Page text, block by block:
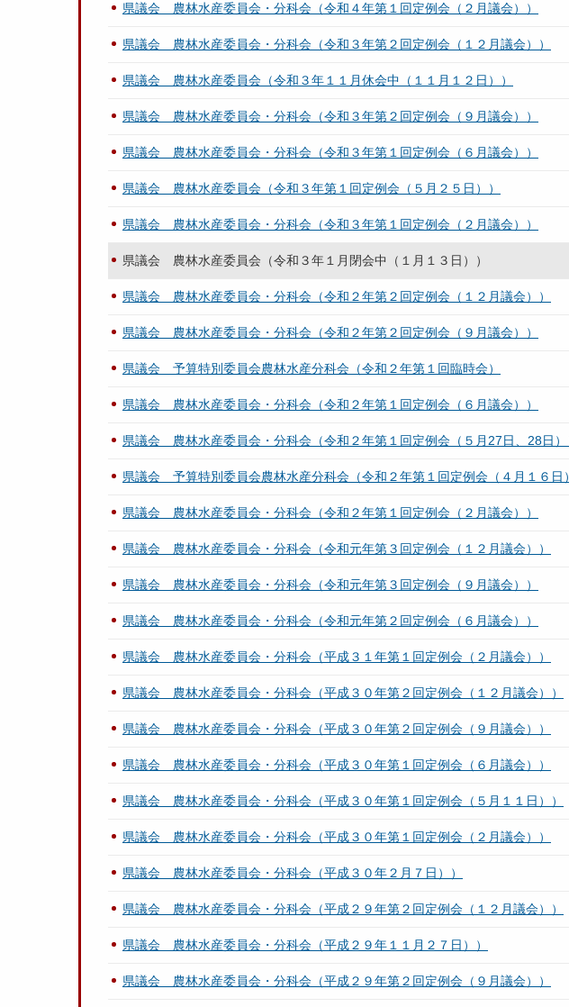
県議会 農林水産委員会・分科会（令和４年第１回定例会（２月議会））
県議会 農林水産委員会・分科会（令和３年第２回定例会（１２月議会））
県議会 農林水産委員会（令和３年１１月休会中（１１月１２日））
県議会 農林水産委員会・分科会（令和３年第２回定例会（９月議会））
県議会 農林水産委員会・分科会（令和３年第１回定例会（６月議会））
県議会 農林水産委員会（令和３年第１回定例会（５月２５日））
県議会 農林水産委員会・分科会（令和３年第１回定例会（２月議会））
県議会 農林水産委員会（令和３年１月閉会中（１月１３日））
県議会 農林水産委員会・分科会（令和２年第２回定例会（１２月議会））
県議会 農林水産委員会・分科会（令和２年第２回定例会（９月議会））
県議会 予算特別委員会農林水産分科会（令和２年第１回臨時会）
県議会 農林水産委員会・分科会（令和２年第１回定例会（６月議会））
県議会 農林水産委員会・分科会（令和２年第１回定例会（５月27日、28日）
県議会 予算特別委員会農林水産分科会（令和２年第１回定例会（４月１６日
県議会 農林水産委員会・分科会（令和２年第１回定例会（２月議会））
県議会 農林水産委員会・分科会（令和元年第３回定例会（１２月議会））
県議会 農林水産委員会・分科会（令和元年第３回定例会（９月議会））
県議会 農林水産委員会・分科会（令和元年第２回定例会（６月議会））
県議会 農林水産委員会・分科会（平成３１年第１回定例会（２月議会））
県議会 農林水産委員会・分科会（平成３０年第２回定例会（１２月議会））
県議会 農林水産委員会・分科会（平成３０年第２回定例会（９月議会））
県議会 農林水産委員会・分科会（平成３０年第１回定例会（６月議会））
県議会 農林水産委員会・分科会（平成３０年第１回定例会（５月１１日））
県議会 農林水産委員会・分科会（平成３０年第１回定例会（２月議会））
県議会 農林水産委員会・分科会（平成３０年２月７日））
県議会 農林水産委員会・分科会（平成２９年第２回定例会（１２月議会））
県議会 農林水産委員会・分科会（平成２９年１１月２７日））
県議会 農林水産委員会・分科会（平成２９年第２回定例会（９月議会））